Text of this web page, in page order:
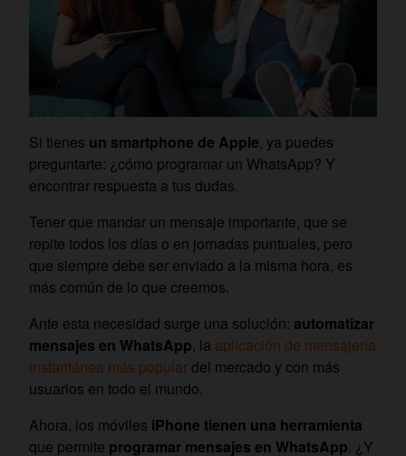
Si tienes un smartphone de Apple, ya puedes
preguntarte: ¿cómo programar un WhatsApp? Y
encontrar respuesta a tus dudas.
Tener que mandar un mensaje importante, que se
repite todos los días o en jornadas puntuales, pero
que siempre debe ser enviado a la misma hora, es
más común de lo que creemos.
Ante esta necesidad surge una solución: automatizar
mensajes en WhatsApp, la aplicación de mensajería
instantánea más popular del mercado y con más
usuarios en todo el mundo.
Ahora, los móviles iPhone tienen una herramienta
que permite programar mensajes en WhatsApp. ¿Y